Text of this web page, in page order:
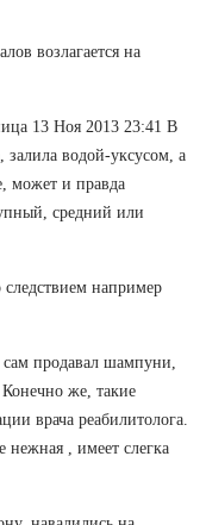
возлагается на
13 Ноя 2013 23:41 В
залила водой-уксусом, а
может и правда
средний или
например
продавал шампуни,
же, такие
врача реабилитолога.
нежная , имеет слегка